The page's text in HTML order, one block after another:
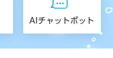
AIチャットボット